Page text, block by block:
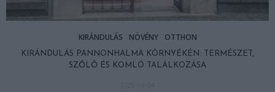
KIRÁNDULÁS NÖVÉNY OTTHON
KIRÁNDULÁS PANNONHALMA KÖRNYÉKÉN: TERMÉSZET,
SZŐLŐ ÉS KOMLÓ TALÁLKOZÁSA